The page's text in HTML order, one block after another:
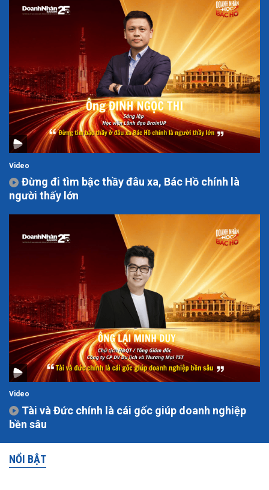
Video
Đừng đi tìm bậc thầy đâu xa, Bác Hồ chính là
người thấy lớn
Video
Tài và Đức chính là cái gốc giúp doanh nghiệp
bền sâu
NỔI BẬT